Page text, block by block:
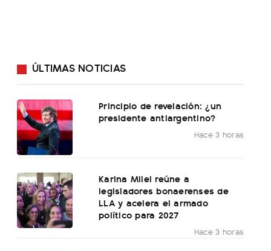
ÚLTIMAS NOTICIAS
Principio de revelación: ¿un
presidente antiargentino?
Hace 3 horas
Karina Milei reúne a
legisladores bonaerenses de
LLA y acelera el armado
político para 2027
Hace 3 horas